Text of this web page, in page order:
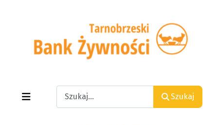
Search
Szukaj